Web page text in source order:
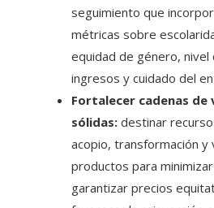
seguimiento que
métricas sobre
equidad de género, nivel
ingresos y cuidado del
Fortalecer cadenas de
sólidas: destinar
acopio, transformación y
productos para
garantizar precios